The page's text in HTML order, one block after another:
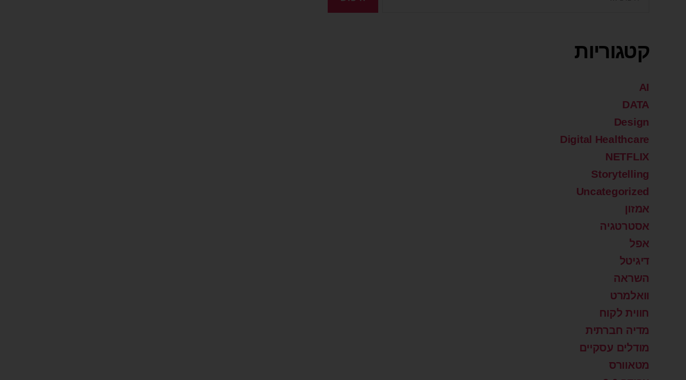
קטגוריות
AI
DATA
Design
Digital Healthcare
NETFLIX
Storytelling
Uncategorized
אמזון
אסטרטגיה
אפל
דיגיטל
השראה
וואלמרט
חווית לקוח
מדיה חברתית
מודלים עסקיים
מטאוורס